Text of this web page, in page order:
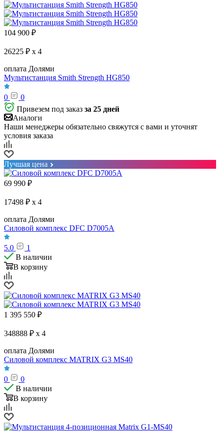
104 900 ₽
26225 ₽ x 4
оплата Долями
Мультистанция Smith Strength HG850
0
0
Привезем под заказ за 25 дней
Аналоги
Наши менеджеры обязательно свяжутся с вами и уточнят
условия заказа
Лучшая цена
69 990 ₽
17498 ₽ x 4
оплата Долями
Силовой комплекс DFC D7005A
5.0
1
В наличии
В корзину
1 395 550 ₽
348888 ₽ x 4
оплата Долями
Силовой комплекс MATRIX G3 MS40
0
0
В наличии
В корзину